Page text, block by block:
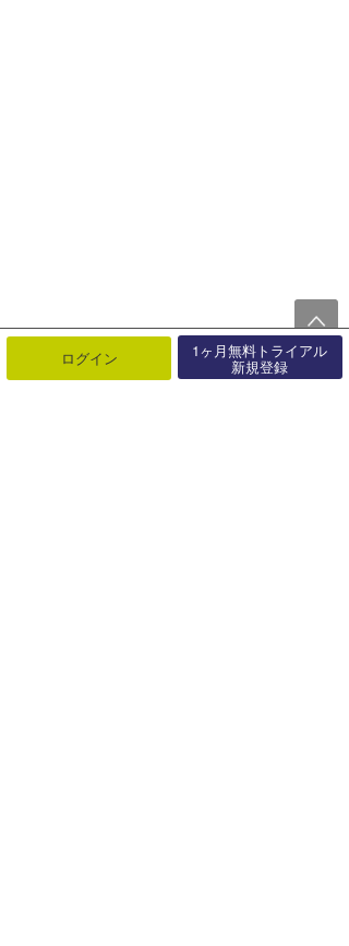
ログイン 1ヶ月無料トライアル
新規登録